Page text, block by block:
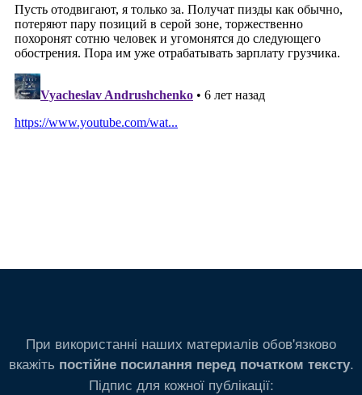
При використанні наших материалів обов'язково
вкажіть постійне посилання перед початком тексту.
Підпис для кожної публікації: